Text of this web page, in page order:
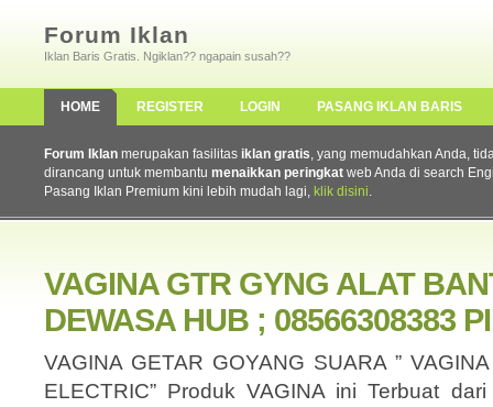
Forum Iklan
Iklan Baris Gratis. Ngiklan?? ngapain susah??
HOME REGISTER LOGIN PASANG IKLAN BARIS
Forum Iklan merupakan fasilitas iklan gratis, yang memudahkan Anda,
dirancang untuk membantu menaikkan peringkat web Anda di search
Pasang Iklan Premium kini lebih mudah lagi, klik disini.
VAGINA GTR GYNG ALAT
DEWASA HUB ; 08566308383
VAGINA GETAR GOYANG SUARA ”
ELECTRIC” Produk VAGINA ini Terbuat